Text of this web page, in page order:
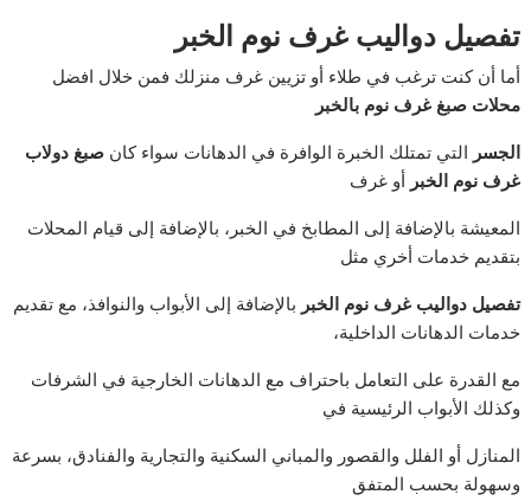
تفصيل دواليب غرف نوم الخبر
أما أن كنت ترغب في طلاء أو تزيين غرف منزلك فمن خلال افضل
محلات صبغ غرف نوم بالخبر
الجسر التي تمتلك الخبرة الوافرة في الدهانات سواء كانصبغ دولاب
غرف نوم الخبر أو غرف
المعيشة بالإضافة إلى المطابخ في الخبر، بالإضافة إلى قيام المحلات
بتقديم خدمات أخري مثل
تفصيل دواليب غرف نوم الخبر بالإضافة إلى الأبواب والنوافذ، مع تقديم
خدمات الدهانات الداخلية،
مع القدرة على التعامل باحتراف مع الدهانات الخارجية في الشرفات
وكذلك الأبواب الرئيسية في
المنازل أو الفلل والقصور والمباني السكنية والتجارية والفنادق، بسرعة
وسهولة بحسب المتفق